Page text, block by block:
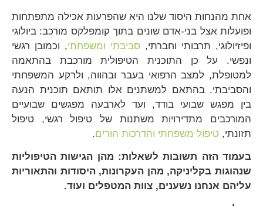
אחת מהנחות היסוד שלנו היא שהפרעות אכילה מתפתחות
ופועלות אצל בני-אדם שונים בתוך קומפלקס מורכב: ביולוגי
ופיזיולוגי, תרבותי וחברתי, סביבתי ומשפחתי, וכמובן רגשי
ונפשי. על כן התוכנית הטיפולית מורכבת בהתאמה
למטופלת, למצב הרפואי בעבר ובהווה, ולרקע המשפחתי
והסביבתי. בהתאם למשתנים אלו תותאם תוכנית הנעה
בין מפגש שבועי בודד, ועד לארבעה מפגשים שבועיים
המורכבים מתדירויות משתנות של טיפול רגשי, טיפול
תזונתי, טיפול משפחתי והדרכות הורים.
בעמוד הזה תשובות לשאלות: מהן הגישות הטיפוליות
שנהוגות בקליניקה, מהן העקרונות, היסודות והתאוריות
עליהם אנחנו נשענים, צוות המטפלים ועוד.